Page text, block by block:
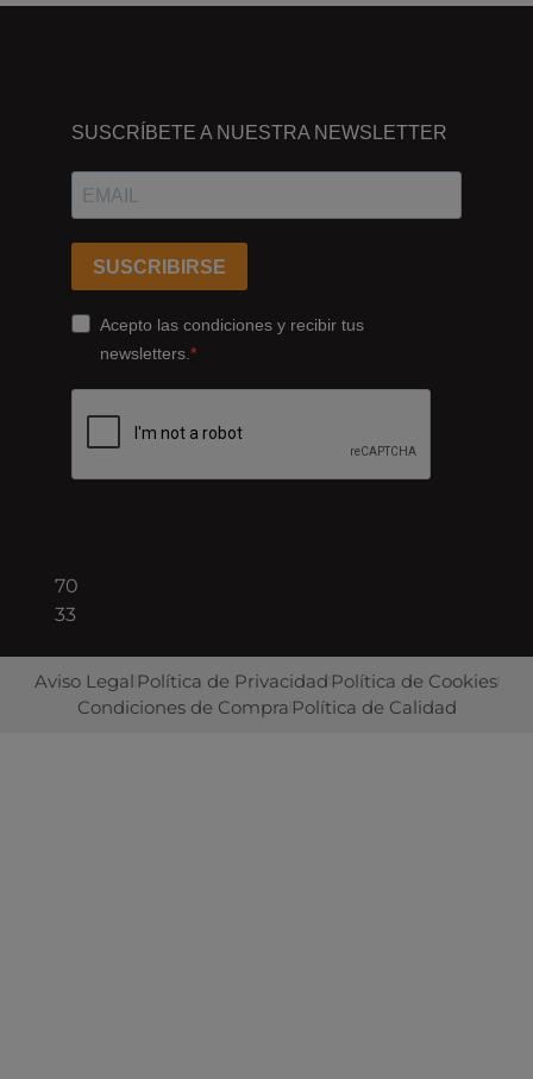
ESTAMOS
Ferrocarrils
Catalans
178,
Cornellà
08940
Barcelona
70
33
SUSCRÍBETE A NUESTRA NEWSLETTER
SUSCRIBIRSE
Acepto las condiciones y recibir tus
newsletters.
Aviso Legal Política de Privacidad Política de Cookies
Condiciones de Compra Política de Calidad